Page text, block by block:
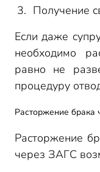
Получение
Если даже
необходимо
равно не
процедуру
Расторжение брака
Расторжение
через ЗАГС